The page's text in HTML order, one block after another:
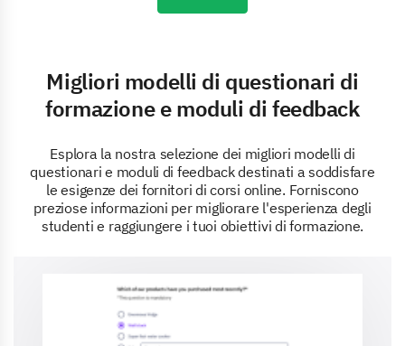
Migliori modelli di questionari di
formazione e moduli di feedback
Esplora la nostra selezione dei migliori modelli di
questionari e moduli di feedback destinati a soddisfare
le esigenze dei fornitori di corsi online. Forniscono
preziose informazioni per migliorare l'esperienza degli
studenti e raggiungere i tuoi obiettivi di formazione.